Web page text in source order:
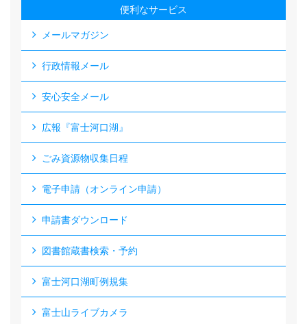
便利なサービス
メールマガジン
行政情報メール
安心安全メール
広報『富士河口湖』
ごみ資源物収集日程
電子申請（オンライン申請）
申請書ダウンロード
図書館蔵書検索・予約
富士河口湖町例規集
富士山ライブカメラ